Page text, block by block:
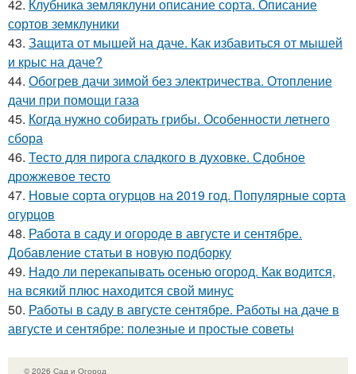
42. Клубника земляклуни описание сорта. Описание
сортов земклуники
43. Защита от мышей на даче. Как избавиться от мышей
и крыс на даче?
44. Обогрев дачи зимой без электричества. Отопление
дачи при помощи газа
45. Когда нужно собирать грибы. Особенности летнего
сбора
46. Тесто для пирога сладкого в духовке. Сдобное
дрожжевое тесто
47. Новые сорта огурцов на 2019 год. Популярные сорта
огурцов
48. Работа в саду и огороде в августе и сентябре.
Добавление статьи в новую подборку
49. Надо ли перекапывать осенью огород. Как водится,
на всякий плюс находится свой минус
50. Работы в саду в августе сентябре. Работы на даче в
августе и сентябре: полезные и простые советы
© 2026 Сад и Огород